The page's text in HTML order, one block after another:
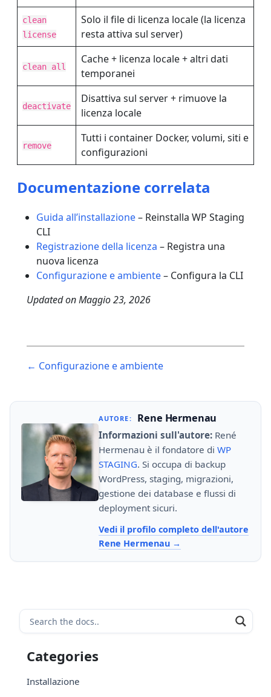
clean
license
Solo il file di licenza locale (la licenza
resta attiva sul server)
clean all
Cache + licenza locale + altri dati
temporanei
deactivate
Disattiva sul server + rimuove la
licenza locale
remove
Tutti i container Docker, volumi, siti e
configurazioni
Documentazione correlata
Guida all’installazione– Reinstalla WP Staging
CLI
Registrazione della licenza – Registra una
nuova licenza
Configurazione e ambiente– Configura la CLI
Updated onMaggio 23, 2026
navigation
← Configurazione e ambiente
AUTORE: Rene Hermenau
Informazioni sull'autore: René
Hermenau è il fondatore di WP
STAGING. Si occupa di backup
WordPress, staging, migrazioni,
gestione dei database e flussi di
deployment sicuri.
Vedi il profilo completo dell'autore
Rene Hermenau
Categories
Installazione